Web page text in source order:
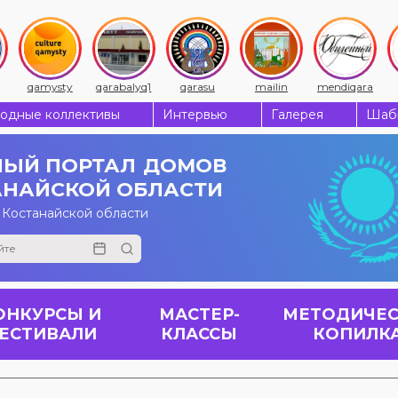
qamysty qarabalyq1 qarasu mailin mendiqara
коллективы Интервью Галерея
ПОРТАЛ ДОМОВ
ОБЛАСТИ
области
И
МАСТЕР-
КЛАССЫ